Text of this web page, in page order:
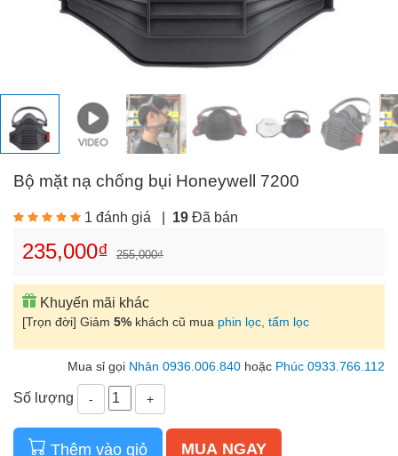
Bộ mặt nạ chống bụi Honeywell 7200
1 đánh giá 19 Đã bán
235,000₫ 255,000₫
Khuyến mãi khác
[Trọn đời] Giảm 5% khách cũ mua phin lọc, tấm lọc
Mua sỉ gọi Nhân 0936.006.840 hoặc Phúc 0933.766.112
Số lượng - +
Thêm vào giỏ MUA NGAY